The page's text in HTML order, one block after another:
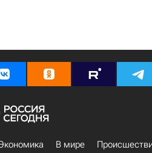
В мире